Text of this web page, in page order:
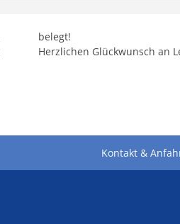
belegt!
Herzlichen Glückwunsch an
Kontakt &